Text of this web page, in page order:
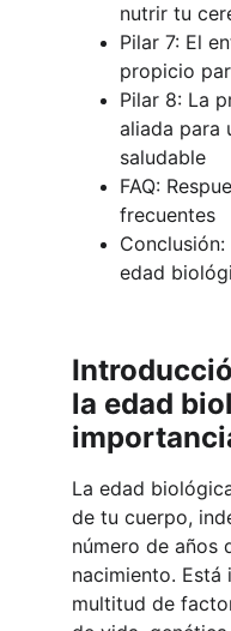
nutrir tu
Pilar 7: El
propicio
Pilar 8: La
aliada para
saludable
FAQ:
frecuentes
edad
la edad
La edad
de tu cuerpo,
número de años
nacimiento. Está
multitud de